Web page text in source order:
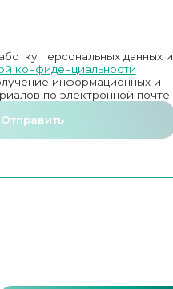
персональных данных и
конфиденциальности
информационных и
по электронной почте
Отправить